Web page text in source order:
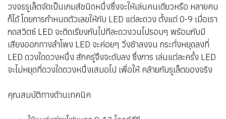
วงจรรูเล็ตจัดเป็นเกมส์ชนิดหนึ่งซึ่งจะให้เล่นคนเดียวหรือ หลายคน
ก็ได้ โดยการกำหนดตัวเลขให้กับ LED แต่ละดวง ตั้งแต่ 0-9 เมื่อเรา
กดสวิตซ์ LED จะติดเรียงกันไปทีละดวงวนไปรอบๆ พร้อมกับมี
เสียงออกทางลำโพง LED จะค่อยๆ วิ่งช้าลงจน กระทั่งหยุดลงที่
LED ดวงใดดวงหนึ่ง สักครู่จึงจะดับลง ซึ่งการ เล่นแต่ละครั้ง LED
จะไม่หยุดที่ดวงใดดวงหนึ่งเสมอไป เพื่อให้ คล้ายกับรูเล็ตของจริง
คุณสมบัติทางด้านเทคนิค